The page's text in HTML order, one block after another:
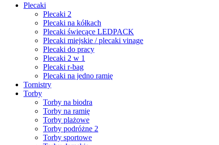
Plecaki
Plecaki 2
Plecaki na kółkach
Plecaki świecące LEDPACK
Plecaki miejskie / plecaki vinage
Plecaki do pracy
Plecaki 2 w 1
Plecaki r-bag
Plecaki na jedno ramię
Tornistry
Torby
Torby na biodra
Torby na ramię
Torby plażowe
Torby podróżne 2
Torby sportowe